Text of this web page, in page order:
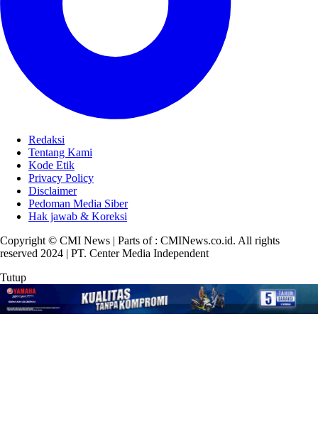
Redaksi
Tentang Kami
Kode Etik
Privacy Policy
Disclaimer
Pedoman Media Siber
Hak jawab & Koreksi
Copyright © CMI News | Parts of : CMINews.co.id. All rights
reserved 2024 | PT. Center Media Independent
Tutup